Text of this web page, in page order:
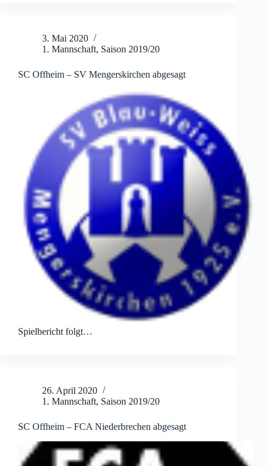
3. Mai 2020
1. Mannschaft, Saison 2019/20
SC Offheim – SV Mengerskirchen abgesagt
Spielbericht folgt…
26. April 2020
1. Mannschaft, Saison 2019/20
SC Offheim – FCA Niederbrechen abgesagt